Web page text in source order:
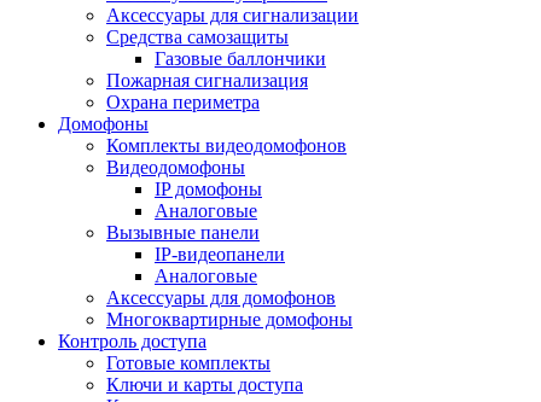
Аксессуары для сигнализации
Средства самозащиты
Газовые баллончики
Пожарная сигнализация
Охрана периметра
Домофоны
Комплекты видеодомофонов
Видеодомофоны
IP домофоны
Аналоговые
Вызывные панели
IP-видеопанели
Аналоговые
Аксессуары для домофонов
Многоквартирные домофоны
Контроль доступа
Готовые комплекты
Ключи и карты доступа